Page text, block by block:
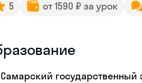
5 от 1590 ₽ за урок
Самарский государственный